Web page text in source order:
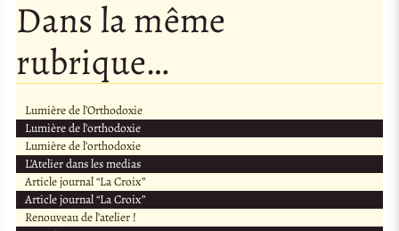
Dans la même
rubrique…
Lumière de l’Orthodoxie
Lumière de l’orthodoxie
Lumière de l’orthodoxie
L’Atelier dans les medias
Article journal “La Croix”
Article journal “La Croix”
Renouveau de l’atelier !